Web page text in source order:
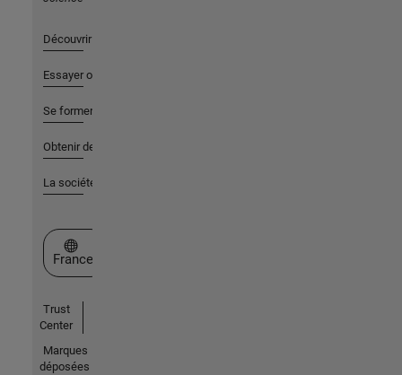
Découvrir les produits
Essayer ou acheter
Se former
Obtenir de l'aide
La société
Sélectionner un site web
France
Trust
Center
Marques
déposées